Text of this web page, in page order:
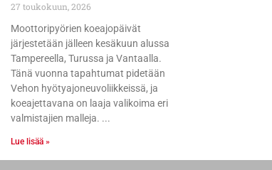
27 toukokuun, 2026
Moottoripyörien koeajopäivät
järjestetään jälleen kesäkuun alussa
Tampereella, Turussa ja Vantaalla.
Tänä vuonna tapahtumat pidetään
Vehon hyötyajoneuvoliikkeissä, ja
koeajettavana on laaja valikoima eri
valmistajien malleja.
Lue lisää »